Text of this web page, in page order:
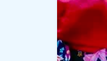
ワールド
神道・宗